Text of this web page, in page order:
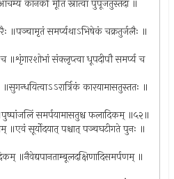
कानकीं मूर्तिं स्नात्वा पुपूजतुस्तदा ॥
॥पञ्चामृतं समर्प्यथाऽभिषेकं चक्रतुर्जलैः ॥
॥शृंगारशोभां संक्लृप्त्वा धूपदीपौ समर्प्य च
कारयामासतुस्ततः ॥
समर्पयामासतुश्च फलादिकम् ॥५२॥
॥एवं सूर्योदयात् पश्चात् पञ्चघटीगते पुनः ॥
॥नैवेद्यपानताम्बूलदक्षिणादिसमर्पणम् ॥